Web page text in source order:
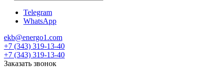
Telegram
WhatsApp
ekb@energo1.com
+7 (343) 319-13-40
+7 (343) 319-13-40
Заказать звонок